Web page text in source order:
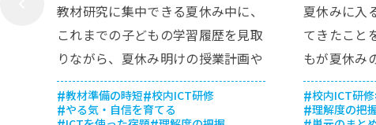
イント
教材研究に集中できる夏休み中に、
これまでの子どもの学習履歴を見取
りながら、夏休み明けの授業計画や
子どもへの声掛けを考えましょう。
夏休み明けの授業をステップアップ
教材準備の時短 校内ICT研修
やる気・自信を育てる
夏休みに入
てきたこと
もが夏休み
めるための
トをご紹介
校内ICT研修
理解度の把